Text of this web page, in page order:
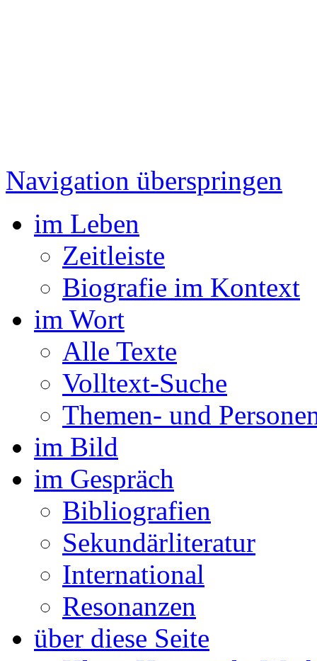
Navigation überspringen
im Leben
Zeitleiste
Biografie im Kontext
im Wort
Alle Texte
Volltext-Suche
Themen- und
im Bild
im Gespräch
Bibliografien
Sekundärliteratur
International
Resonanzen
über diese Seite